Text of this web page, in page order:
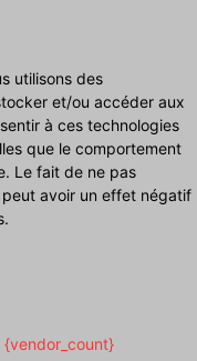
utilisons des
et/ou accéder aux
à ces technologies
que le comportement
Le fait de ne pas
avoir un effet négatif
{vendor_count}